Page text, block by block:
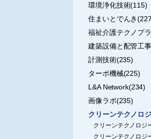
環境浄化技術(115)
住まいとでんき
福祉介護テクノプ
建築設備と配管工
計測技術(235)
ターボ機械(225)
L&A Network(234)
画像ラボ(235)
クリーンテクノロ
クリーンテクノロ
クリーンテクノロ